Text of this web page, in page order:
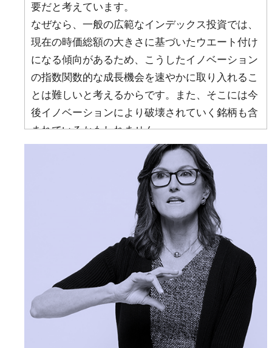
要だと考えています。
なぜなら、一般の広範なインデックス投資では、
現在の時価総額の大きさに基づいたウエート付け
になる傾向があるため、こうしたイノベーション
の指数関数的な成長機会を速やかに取り入れるこ
とは難しいと考えるからです。また、そこには今
後イノベーションにより破壊されていく銘柄も含
まれているかもしれません。
一方で、私たちの運用は市場の下落局面において
はインデックスよりも大きく下落する傾向もあり
ます。しかし私たちの視点の先にあるのは、その
会社が将来どのくらいの市場を創り上げるのか、
シェアを握れるのかといった未来を見た投資で
す。ファンドは値動きが大きくなる傾向にありま
すが、市場が反発するときには大きな上昇も期待
できるはずだと考えています。
破壊的イノベーションに関する市場の評価はまだ
まだ不十分です。ですから私は、少なくとも一般
的なインデックス投資との分散の観点という意味
においても、資産運用にイノベーション投資を取